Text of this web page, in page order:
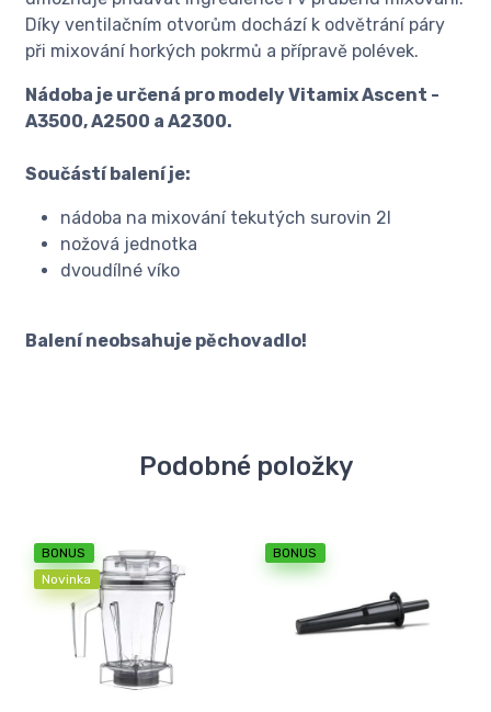
Díky ventilačním otvorům dochází k odvětrání páry
při mixování horkých pokrmů a přípravě polévek.
Nádoba je určená pro modely Vitamix Ascent -
A3500, A2500 a A2300.
Součástí balení je:
nádoba na mixování tekutých surovin 2l
nožová jednotka
dvoudílné víko
Balení neobsahuje pěchovadlo!
Podobné položky
BONUS
Novinka
BONUS